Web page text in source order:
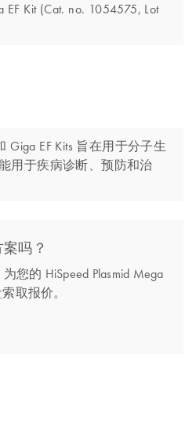
EF Kit (Cat. no. 1054575, Lot
Giga EF Kits 旨在用于分子生
用于疾病诊断、预防和治
吗？
您的 HiSpeed Plasmid Mega
取报价。